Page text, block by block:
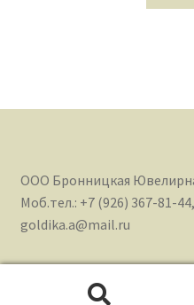
ООО Бронницкая
Моб.тел.: +7 (926) 367-81-
goldika.a@mail.ru